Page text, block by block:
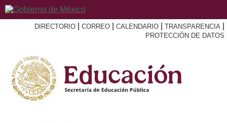
DIRECTORIO CORREO CALENDARIO TRANSPARENCIA
PROTECCIÓN DE DATOS